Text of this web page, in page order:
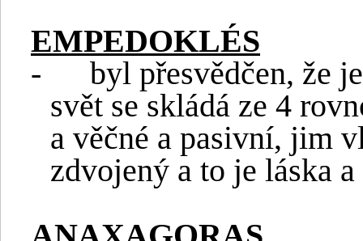
EMPEDOKLÉS
-
byl přesvědčen, že
svět se skládá ze 4
a věčné a pasivní, jim
zdvojený a to je láska